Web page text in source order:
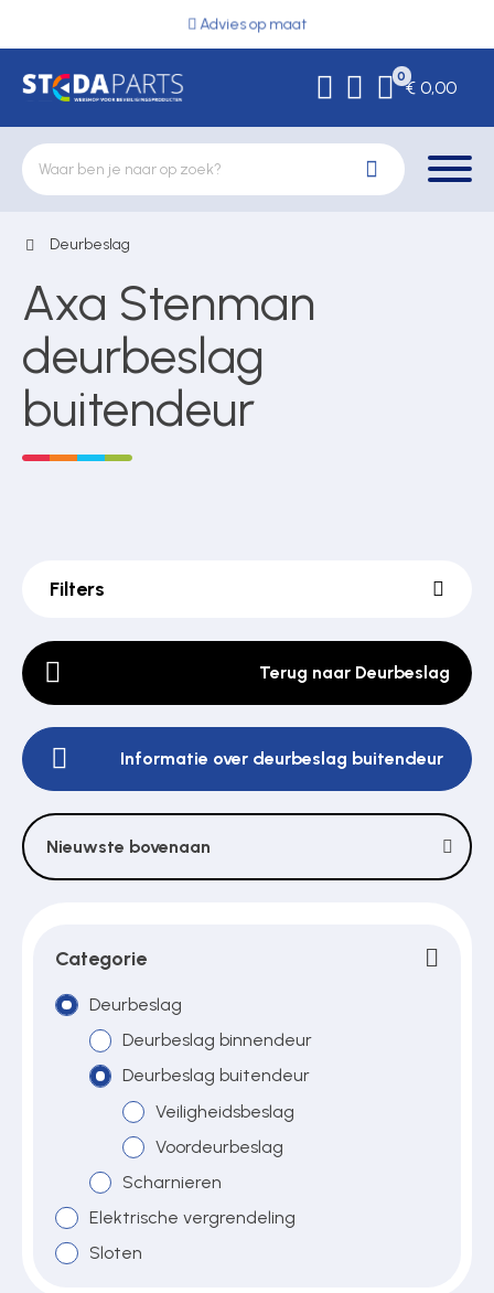
Advies op maat
0
€ 0,00
Deurbeslag
Elektrische vergrendeling
Hekwerkonderdelen
Pulsgevers
Sloten
Toegangscontrole
Over ons
Contact
Deurbeslag
Axa Stenman
deurbeslag
buitendeur
Filters
Terug naar Deurbeslag
Informatie over deurbeslag buitendeur
Nieuwste bovenaan
Categorie
Deurbeslag
Deurbeslag binnendeur
Deurbeslag buitendeur
Veiligheidsbeslag
Voordeurbeslag
Scharnieren
Elektrische vergrendeling
Sloten